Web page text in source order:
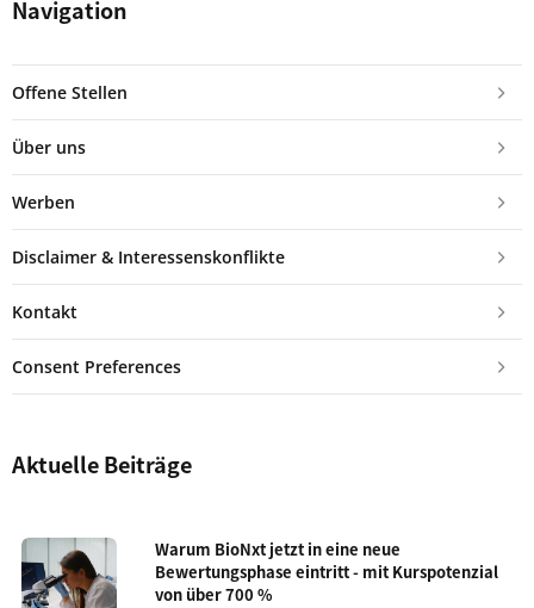
Navigation
Offene Stellen
Über uns
Werben
Disclaimer & Interessenskonflikte
Kontakt
Consent Preferences
Aktuelle Beiträge
Warum BioNxt jetzt in eine neue
Bewertungsphase eintritt - mit Kurspotenzial
von über 700 %